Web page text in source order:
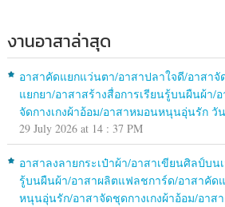
งานอาสาล่าสุด
อาสาคัดแยกแว่นตา/อาสาปลาใจดี/อาสา
แยกยา/อาสาสร้างสื่อการเรียนรู้บนผืนผ้า/
จัดกางเกงผ้าอ้อม/อาสาหมอนหนุนอุ่นรัก วัน
29 July 2026 at 14 : 37 PM
อาสาลงลายกระเป๋าผ้า/อาสาเขียนศิลป์บน
รู้บนผืนผ้า/อาสาผลิตแฟลชการ์ด/อาสาคัด
หนุนอุ่นรัก/อาสาจัดชุดกางเกงผ้าอ้อม/อาส